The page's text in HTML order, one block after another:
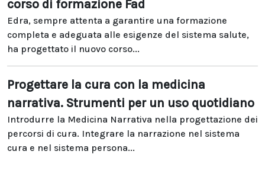
corso di formazione Fad
Edra, sempre attenta a garantire una formazione
completa e adeguata alle esigenze del sistema salute,
ha progettato il nuovo corso...
Progettare la cura con la medicina
narrativa. Strumenti per un uso quotidiano
Introdurre la Medicina Narrativa nella progettazione dei
percorsi di cura. Integrare la narrazione nel sistema
cura e nel sistema persona...